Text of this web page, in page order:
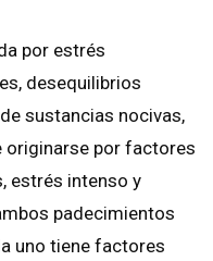
por estrés
desequilibrios
sustancias nocivas,
originarse por factores
estrés intenso y
padecimientos
uno tiene factores